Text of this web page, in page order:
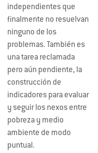
independientes que
finalmente no resuelvan
ninguno de los
problemas. También es
una tarea reclamada
pero aún pendiente, la
construcción de
indicadores para evaluar
y seguir los nexos entre
pobreza y medio
ambiente de modo
puntual.